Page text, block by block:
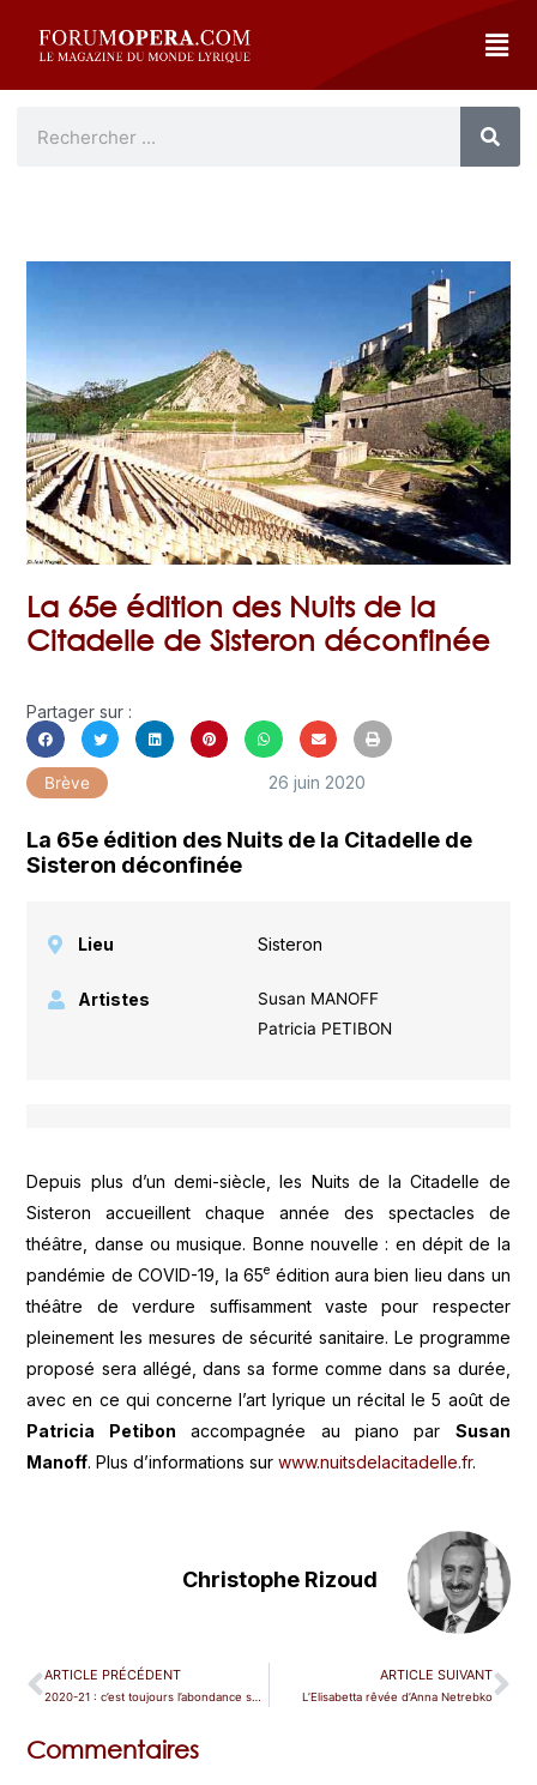
La 65e édition des Nuits de la
Citadelle de Sisteron déconfinée
Partager sur :
Brève 26 juin 2020
La 65e édition des Nuits de la Citadelle de
Sisteron déconfinée
Lieu Sisteron
Artistes
Susan MANOFF
Patricia PETIBON
Depuis plus d’un demi-siècle, les Nuits de la Citadelle de
Sisteron accueillent chaque année des spectacles de
théâtre, danse ou musique. Bonne nouvelle : en dépit de la
pandémie de COVID-19, la 65e édition aura bien lieu dans un
théâtre de verdure suffisamment vaste pour respecter
pleinement les mesures de sécurité sanitaire. Le programme
proposé sera allégé, dans sa forme comme dans sa durée,
avec en ce qui concerne l’art lyrique un récital le 5 août de
Patricia Petibon accompagnée au piano par Susan
Manoff. Plus d’informations surwww.nuitsdelacitadelle.fr.
Christophe Rizoud
ARTICLE PRÉCÉDENT
2020-21 : c’est toujours l’abondance sous le soleil de Versailles !
ARTICLE SUIVANT
L’Elisabetta rêvée d’Anna Netrebko
Commentaires